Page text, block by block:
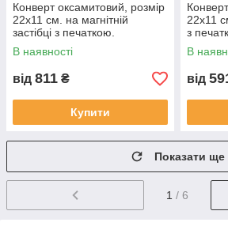
Конверт оксамитовий, розмір
22х11 см. на магнітній
застібці з печаткою.
В наявності
від 811 ₴
Купити
22х11
з
В
від
Показати ще
1 / 6